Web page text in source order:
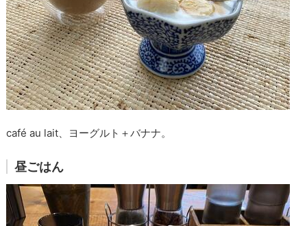
café au lait、ヨーグルト＋バナナ。
昼ごはん